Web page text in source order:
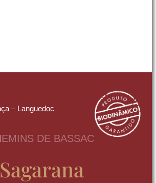
– Languedoc
DE BASSAC
Sagarana